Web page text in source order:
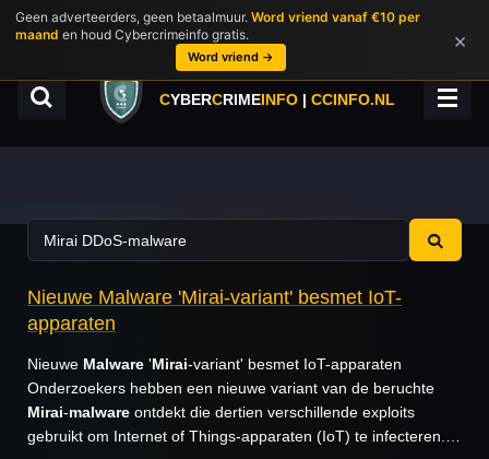
Geen adverteerders, geen betaalmuur. Word vriend vanaf €10 per
maand en houd Cybercrimeinfo gratis.
Word vriend →
×
Ga
direct
hoofdinhoud
CYBERCRIMEINFO | CCINFO.NL
Nieuwe Malware 'Mirai-variant' besmet IoT-
apparaten
Nieuwe Malware 'Mirai-variant' besmet IoT-apparaten
Onderzoekers hebben een nieuwe variant van de beruchte
Mirai-malware ontdekt die dertien verschillende exploits
gebruikt om Internet of Things-apparaten (IoT) te infecteren.…